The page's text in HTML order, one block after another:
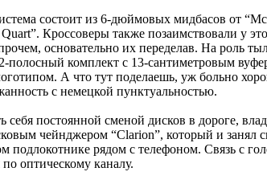
состоит из 6-дюймовых мидбасов от
Кроссоверы также позаимствовали у
основательно их переделав. На роль
2-полосный комплект с 13-сантиметровым
А что тут поделаешь, уж больно
с немецкой пунктуальностью.
себя постоянной сменой дисков в дороге,
чейнджером “Clarion”, который и занял
подлокотнике рядом с телефоном. Связь с
оптическому каналу.